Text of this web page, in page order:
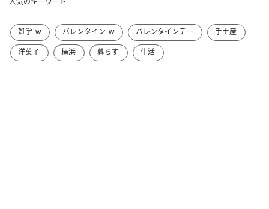
雑学_w バレンタイン_w バレンタインデー
手土産
洋菓子
横浜 暮らす 生活